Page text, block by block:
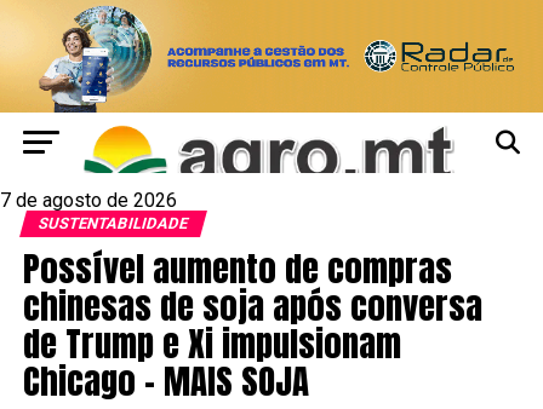
7 de agosto de 2026
SUSTENTABILIDADE
Possível aumento de compras
chinesas de soja após conversa
de Trump e Xi impulsionam
Chicago – MAIS SOJA